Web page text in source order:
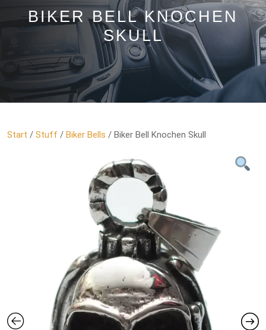
BIKER BELL KNOCHEN
SKULL
Start / Stuff / Biker Bells / Biker Bell Knochen Skull